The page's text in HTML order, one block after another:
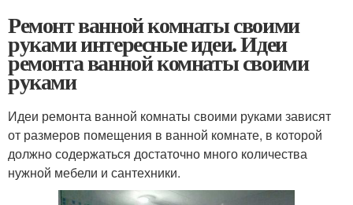
Ремонт ванной комнаты своими
руками интересные идеи. Идеи
ремонта ванной комнаты своими
руками
Идеи ремонта ванной комнаты своими руками зависят
от размеров помещения в ванной комнате, в которой
должно содержаться достаточно много количества
нужной мебели и сантехники.